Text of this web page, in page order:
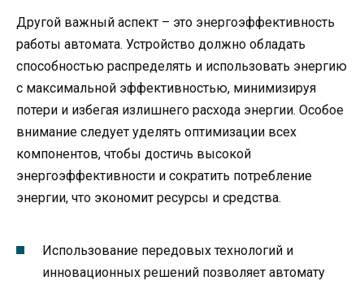
Другой важный аспект – это энергоэффективность
работы автомата. Устройство должно обладать
способностью распределять и использовать энергию
с максимальной эффективностью, минимизируя
потери и избегая излишнего расхода энергии. Особое
внимание следует уделять оптимизации всех
компонентов, чтобы достичь высокой
энергоэффективности и сократить потребление
энергии, что экономит ресурсы и средства.
Использование передовых технологий и
инновационных решений позволяет автомату